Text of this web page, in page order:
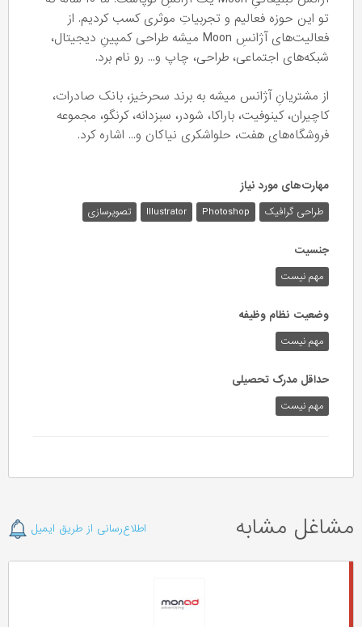
تو این حوزه فعالیم و تجربیاتِ موثری کسب کردیم. از
فعالیت‌های آژانسِ Moon میشه طراحی کمپینِ دیجیتال،
شبکه‌های اجتماعی، طراحی، چاپ و... رو نام برد.
از مشتریانِ آژانس میشه به برند سحرخیز، بانک صادرات،
کاچیران، کینوفیت، باراکا، شودر، سبزدانه، کرنگو، مجموعه
فروشگاه‌های هفت، حلواشکری نیاکان و... اشاره کرد.
مهارت‌های مورد نیاز
طراحی گرافیک Photoshop
Illustrator تصویرسازی
جنسیت
مهم نیست
وضعیت نظام وظیفه
مهم‌ نیست
حداقل مدرک تحصیلی
مهم نیست
مشاغل مشابه اطلاع‌رسانی از طریق ایمیل